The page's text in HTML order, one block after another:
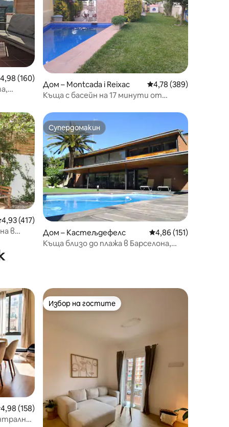
оценка: 4,98 от 5, 160 отзива
4,98 (160)
Дом – Montcada i Reixac Средна оценка: 4,78
4,78 (389)
Къща с басейн на 17 минути от
оценка: 4,93 от 5, 417 отзива
4,93 (417)
в
Супердомакин
Супердомакин
Дом – Кастељдефелс Средна оценка: 4,86
4,86 (151)
Къща близо до плажа в Барселона,
оценка: 4,98 от 5, 158 отзива
4,98 (158)
Избор на гостите
Избор на гостите